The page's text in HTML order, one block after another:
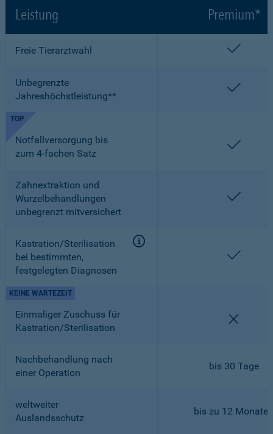
Leistung Premium*
Freie Tierarztwahl
Unbegrenzte
Jahreshöchstleistung**
Notfallversorgung bis
zum 4-fachen Satz
TOP
Zahnextraktion und
Wurzelbehandlungen
unbegrenzt mitversichert
Kastration/Sterilisation
bei bestimmten,
festgelegten Diagnosen
Einmaliger Zuschuss für
Kastration/Sterilisation
KEINE WARTEZEIT
Nachbehandlung nach
einer Operation
bis 30 Tage
weltweiter
Auslandsschutz
bis zu 12 Monaten